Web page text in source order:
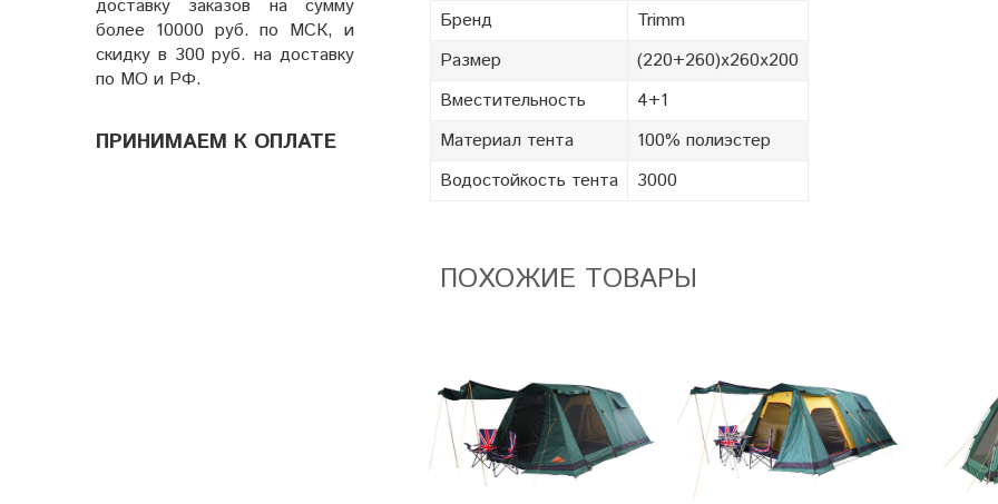
Бренд
Trimm
Размер
(220+260)x260x200
Вместительность
4+1
Материал тента
100% полиэстер
Водостойкость тента
3000
ПОХОЖИЕ ТОВАРЫ
доставку заказов на сумму
более 10000 руб. по МСК, и
скидку в 300 руб. на доставку
по МО и РФ.
ПРИНИМАЕМ К ОПЛАТЕ